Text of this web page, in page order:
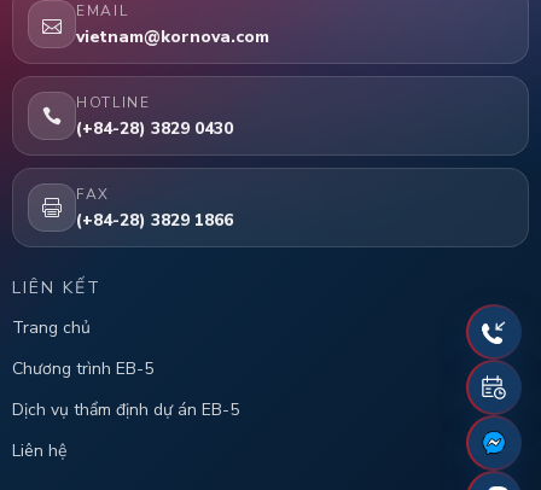
EMAIL
vietnam@kornova.com
HOTLINE
(+84-28) 3829 0430
FAX
(+84-28) 3829 1866
LIÊN KẾT
Trang chủ
Chương trình EB-5
Dịch vụ thẩm định dự án EB-5
Liên hệ